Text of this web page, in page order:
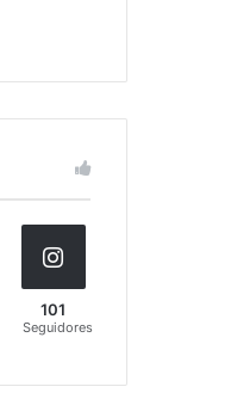
101
Seguidores